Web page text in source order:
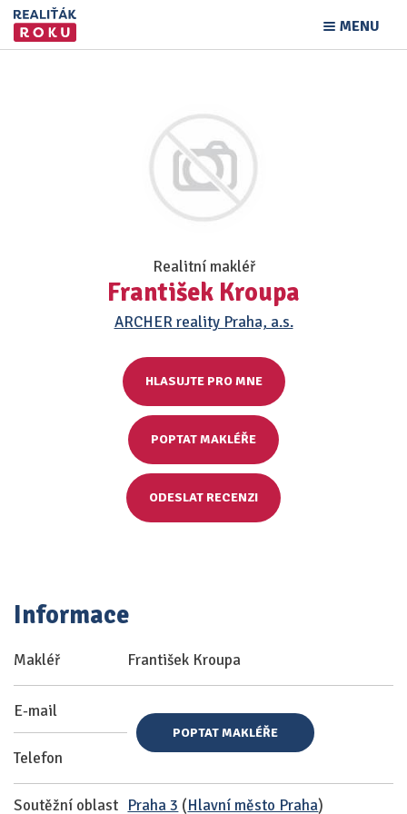
MENU
Realitní makléř
František Kroupa
ARCHER reality Praha, a.s.
HLASUJTE PRO MNE
POPTAT MAKLÉŘE
ODESLAT RECENZI
Informace
Makléř František Kroupa
E-mail
Telefon
POPTAT MAKLÉŘE
Soutěžní oblast Praha 3 (Hlavní město Praha)